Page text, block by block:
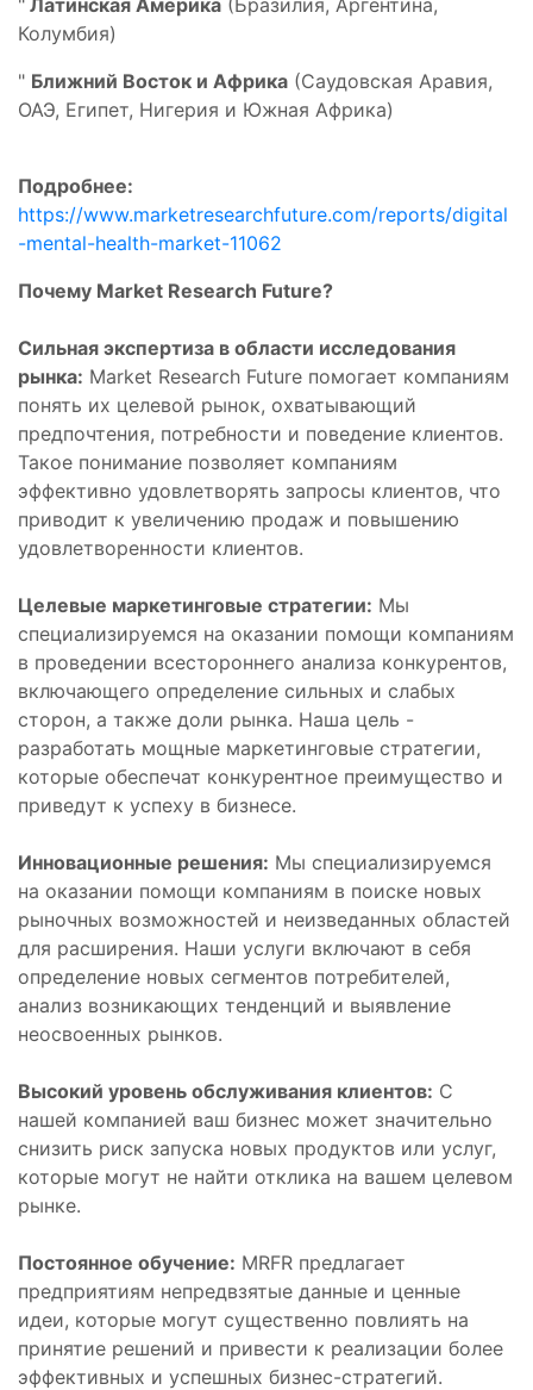
Колумбия)
" Ближний Восток и Африка (Саудовская Аравия,
ОАЭ, Египет, Нигерия и Южная Африка)
Подробнее:
https://www.marketresearchfuture.com/reports/digital
-mental-health-market-11062
Почему Market Research Future?
Сильная экспертиза в области исследования
рынка: Market Research Future помогает компаниям
понять их целевой рынок, охватывающий
предпочтения, потребности и поведение клиентов.
Такое понимание позволяет компаниям
эффективно удовлетворять запросы клиентов, что
приводит к увеличению продаж и повышению
удовлетворенности клиентов.
Целевые маркетинговые стратегии: Мы
специализируемся на оказании помощи компаниям
в проведении всестороннего анализа конкурентов,
включающего определение сильных и слабых
сторон, а также доли рынка. Наша цель -
разработать мощные маркетинговые стратегии,
которые обеспечат конкурентное преимущество и
приведут к успеху в бизнесе.
Инновационные решения: Мы специализируемся
на оказании помощи компаниям в поиске новых
рыночных возможностей и неизведанных областей
для расширения. Наши услуги включают в себя
определение новых сегментов потребителей,
анализ возникающих тенденций и выявление
неосвоенных рынков.
Высокий уровень обслуживания клиентов: С
нашей компанией ваш бизнес может значительно
снизить риск запуска новых продуктов или услуг,
которые могут не найти отклика на вашем целевом
рынке.
Постоянное обучение: MRFR предлагает
предприятиям непредвзятые данные и ценные
идеи, которые могут существенно повлиять на
принятие решений и привести к реализации более
эффективных и успешных бизнес-стратегий.